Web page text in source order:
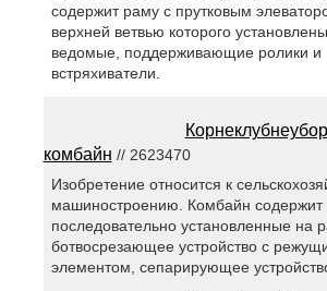
содержит раму с прутковым
верхней ветвью которого
ведомые, поддерживающие ролики и
встряхиватели.
комбайн // 2623470
Изобретение относится к
машиностроению. Комбайн содержит
последовательно установленные на
ботвосрезающее устройство с
элементом, сепарирующее